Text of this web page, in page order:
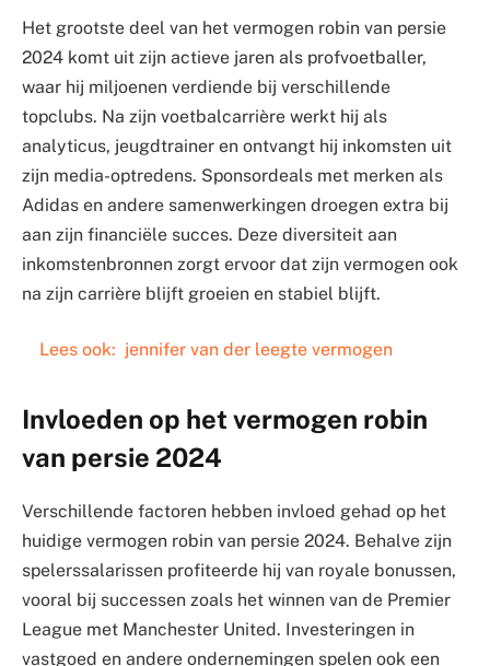
Het grootste deel van het vermogen robin van persie
2024 komt uit zijn actieve jaren als profvoetballer,
waar hij miljoenen verdiende bij verschillende
topclubs. Na zijn voetbalcarrière werkt hij als
analyticus, jeugdtrainer en ontvangt hij inkomsten uit
zijn media-optredens. Sponsordeals met merken als
Adidas en andere samenwerkingen droegen extra bij
aan zijn financiële succes. Deze diversiteit aan
inkomstenbronnen zorgt ervoor dat zijn vermogen ook
na zijn carrière blijft groeien en stabiel blijft.
Lees ook: jennifer van der leegte vermogen
Invloeden op het vermogen robin
van persie 2024
Verschillende factoren hebben invloed gehad op het
huidige vermogen robin van persie 2024. Behalve zijn
spelerssalarissen profiteerde hij van royale bonussen,
vooral bij successen zoals het winnen van de Premier
League met Manchester United. Investeringen in
vastgoed en andere ondernemingen spelen ook een